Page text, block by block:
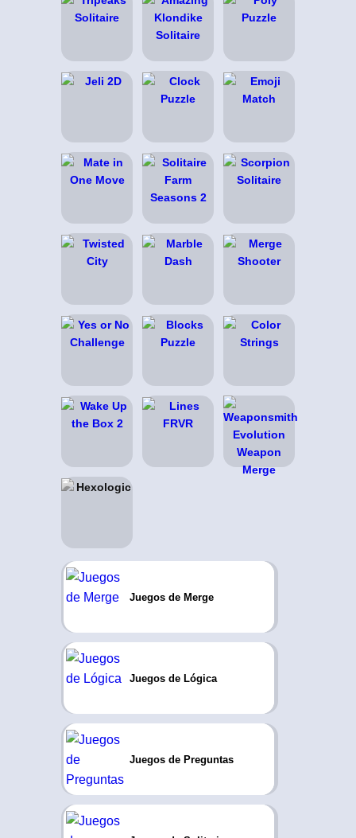
Juegos de Merge
Juegos de Lógica
Juegos de Preguntas